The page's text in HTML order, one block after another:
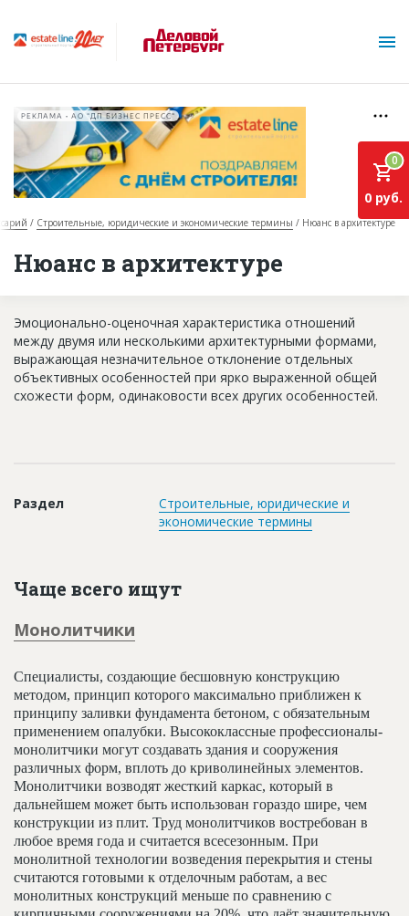
О проекте
База строящихся объектов
Инвестпроекты
Глоссарий
Личный кабинет
РЕКЛАМА • АО "ДП БИЗНЕС ПРЕСС"
Строительные, юридические и экономические термины Нюанс в архитектуре
Нюанс в архитектуре
0
0 руб.
Эмоционально-оценочная характеристика отношений
между двумя или несколькими архитектурными формами,
выражающая незначительное отклонение отдельных
объективных особенностей при ярко выраженной общей
схожести форм, одинаковости всех других особенностей.
Раздел
Строительные, юридические и
экономические термины
Чаще всего ищут
Монолитчики
Специалисты, создающие бесшовную конструкцию
методом, принцип которого максимально приближен к
принципу заливки фундамента бетоном, с обязательным
применением опалубки. Высококлассные профессионалы-
монолитчики могут создавать здания и сооружения
различных форм, вплоть до криволинейных элементов.
Монолитчики возводят жесткий каркас, который в
дальнейшем может быть использован гораздо шире, чем
конструкции из плит. Труд монолитчиков востребован в
любое время года и считается всесезонным. При
монолитной технологии возведения перекрытия и стены
считаются готовыми к отделочным работам, а вес
монолитных конструкций меньше по сравнению с